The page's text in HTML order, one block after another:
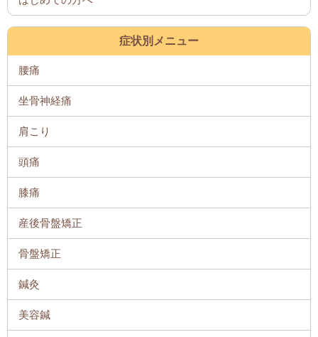
症状別メニュー
腰痛
坐骨神経痛
肩こり
頭痛
膝痛
産後骨盤矯正
骨盤矯正
鍼灸
美容鍼